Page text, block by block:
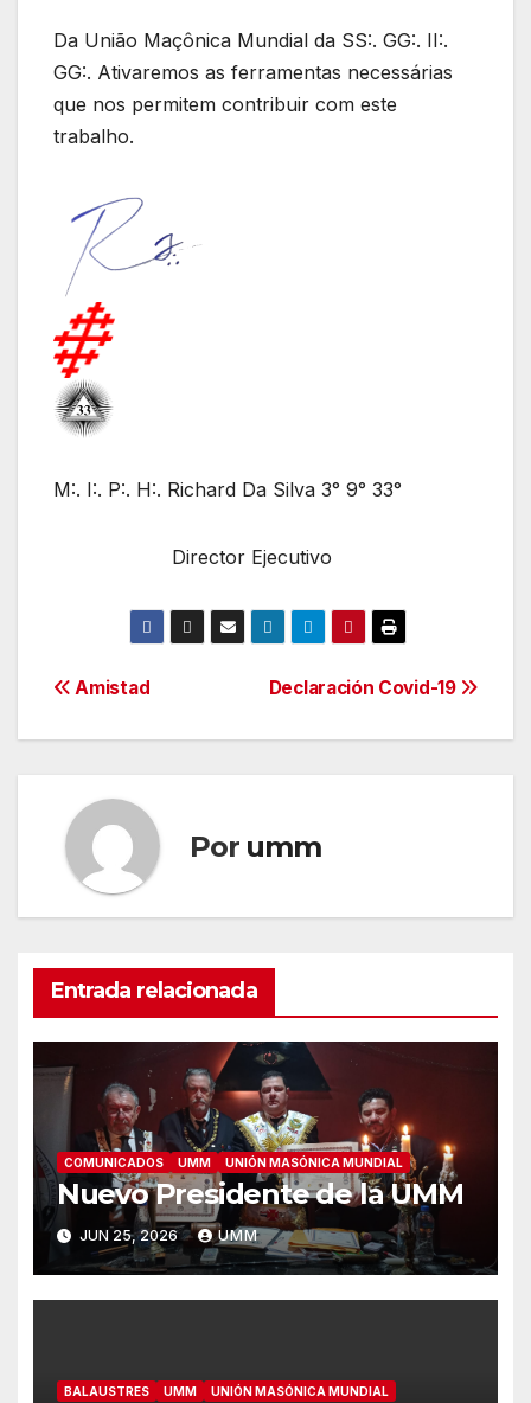
Da União Maçônica Mundial da SS:. GG:. II:.
GG:. Ativaremos as ferramentas necessárias
que nos permitem contribuir com este
trabalho.
M:. I:. P:. H:. Richard Da Silva 3° 9° 33°
Director Ejecutivo
Navegación
de
entradas
Declaración Covid-19
Amistad
Por umm
Entrada relacionada
COMUNICADOS UMM UNIÓN MASÓNICA MUNDIAL
Nuevo Presidente de la UMM
JUN 25, 2026 UMM
BALAUSTRES UMM UNIÓN MASÓNICA MUNDIAL